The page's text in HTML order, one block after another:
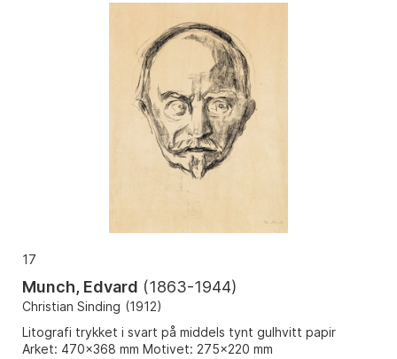
17
Munch, Edvard (1863-1944)
Christian Sinding (1912)
Litografi trykket i svart på middels tynt gulhvitt papir
Arket: 470x368 mm Motivet: 275x220 mm